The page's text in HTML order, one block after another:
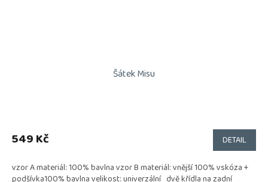
Šátek Misu
549 Kč DETAIL
vzor A materiál: 100% bavlna vzor B materiál: vnější 100% vskóza +
podšívka100% bavlna velikost: univerzální dvě křídla na zadní